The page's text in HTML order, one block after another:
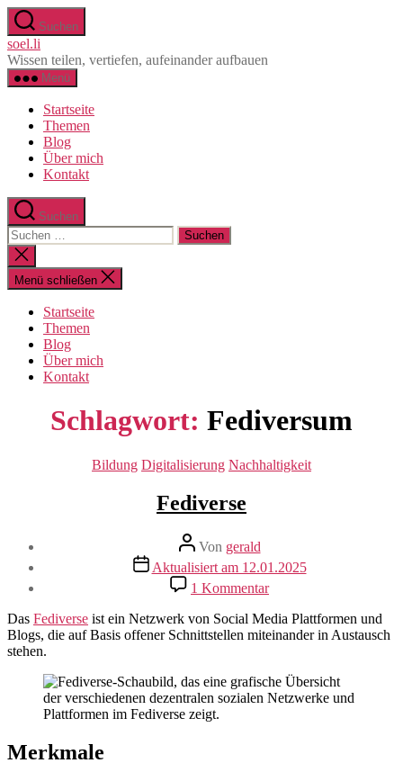
Direkt
zum
Inhalt
wechseln
Suchen
soel.li
Wissen teilen, vertiefen, aufeinander aufbauen
Menü
Startseite
Themen
Blog
Über mich
Kontakt
Suchen
Suche
nach:
Suche
schließen
Menü schließen
Startseite
Themen
Blog
Über mich
Kontakt
Schlagwort: Fediversum
Kategorien
Bildung Digitalisierung Nachhaltigkeit
Fediverse
Beitragsautor
Von gerald
Beitragsdatum
Aktualisiert am 12.01.2025
1 Kommentarzu
Fediverse
Das Fediverse ist ein Netzwerk von Social Media Plattformen und
Blogs, die auf Basis offener Schnittstellen miteinander in Austausch
stehen.
Merkmale